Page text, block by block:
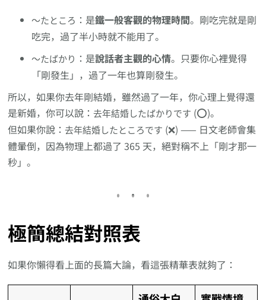
～たところ ：是鐵一般客觀的物理時間。剛吃完就是剛
吃完，過了半小時就不能用了。
～たばかり ：是說話者主觀的心情。只要你心裡覺得
「剛發生」，過了一年也算剛發生。
所以，如果你去年剛結婚，雖然過了一年，你心理上覺得還
是新婚，你可以說：去年結婚したばかりです (⭕)。
但如果你說：去年結婚したところです (❌) —— 日文老師會集
體暈倒，因為物理上都過了 365 天，絕對稱不上「剛才那一
秒」。
極簡總結對照表
如果你懶得看上面的長篇大論，看這張精華表就夠了：